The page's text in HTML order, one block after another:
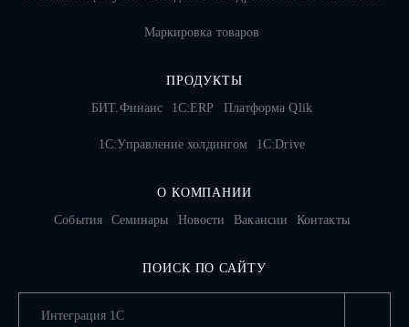
Маркировка товаров
ПРОДУКТЫ
БИТ.Финанс
1С:ERP Платформа Qlik
1С:Управление холдингом 1C:Drive
О КОМПАНИИ
События
Семинары Новости Вакансии Контакты
ПОИСК ПО САЙТУ